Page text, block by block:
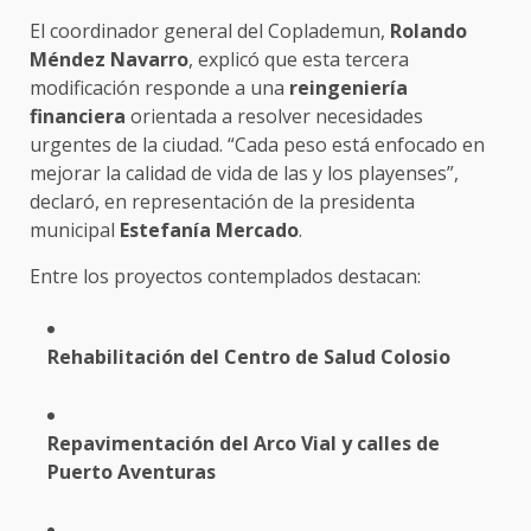
El coordinador general del Coplademun, Rolando
Méndez Navarro, explicó que esta tercera
modificación responde a una reingeniería
financiera orientada a resolver necesidades
urgentes de la ciudad. “Cada peso está enfocado en
mejorar la calidad de vida de las y los playenses”,
declaró, en representación de la presidenta
municipal Estefanía Mercado.
Entre los proyectos contemplados destacan:
Rehabilitación del Centro de Salud Colosio
Repavimentación del Arco Vial y calles de
Puerto Aventuras